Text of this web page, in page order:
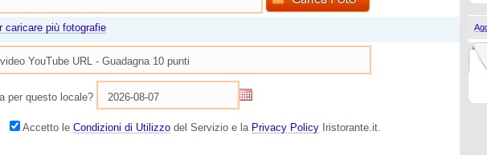
caricare più fotografie
per questo locale?
Accetto le Condizioni di Utilizzodel Servizio e la Privacy PolicyIristorante.it.